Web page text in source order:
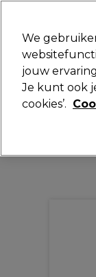
We
jouw
Je kunt ook
cookies’.